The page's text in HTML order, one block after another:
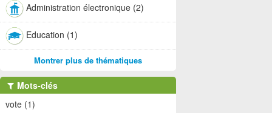
Administration électronique (2)
Education (1)
Montrer plus de thématiques
Mots-clés
vote (1)